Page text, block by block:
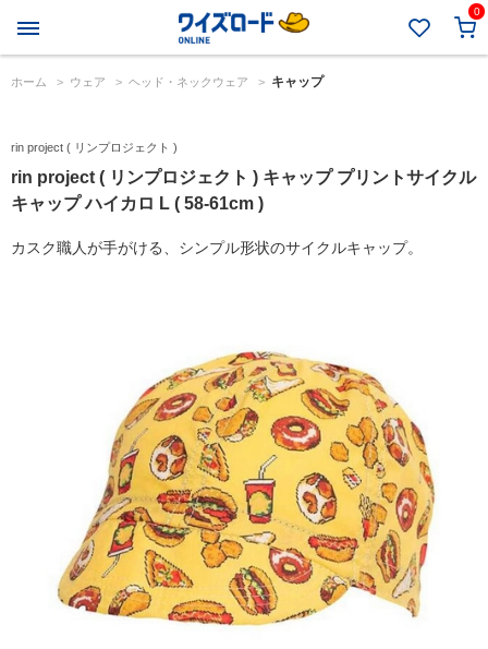
0
ホーム > ウェア > ヘッド・ネックウェア > キャップ
rin project ( リンプロジェクト )
rin project ( リンプロジェクト ) キャップ プリントサイクル
キャップ ハイカロ L ( 58-61cm )
カスク職人が手がける、シンプル形状のサイクルキャップ。